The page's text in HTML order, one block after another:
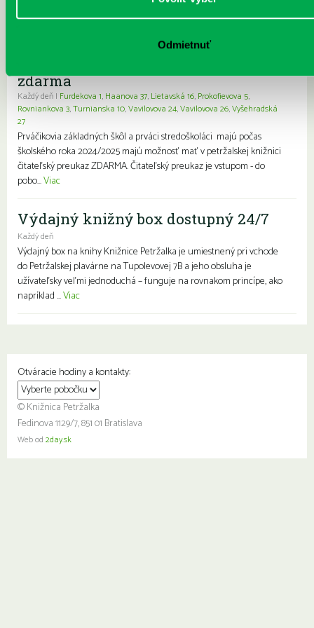
Odmietnuť
knihy a e-knihy, ale aj audioknihy! Vstúpte do sveta príbehov...
Prvýkrát do školy, prvýkrát do
zdarma
Každý deň | Furdekova 1, Haanova 37, Lietavská 16, Prokofievova 5,
Rovniankova 3,Turnianska 10,Vavilovova 24,Vavilovova 26,Vyšehradská
27
Prváčikovia základných škôl a prváci stredoškoláci majú počas
školského roka 2024/2025 majú možnosť mať v petržalskej knižnici
čitateľský preukaz ZDARMA. Čitateľský preukaz je vstupom - do
pobo...Viac
Výdajný knižný box dostupný 24/7
Každý deň
Výdajný box na knihy Knižnice Petržalka je umiestnený pri vchode
do Petržalskej plavárne na Tupolevovej 7B a jeho obsluha je
užívateľsky veľmi jednoduchá – funguje na rovnakom princípe, ako
napríklad ...Viac
Otváracie hodiny a kontakty:
© Knižnica Petržalka
Fedinova 1129/7, 851 01 Bratislava
Web od 2day.sk